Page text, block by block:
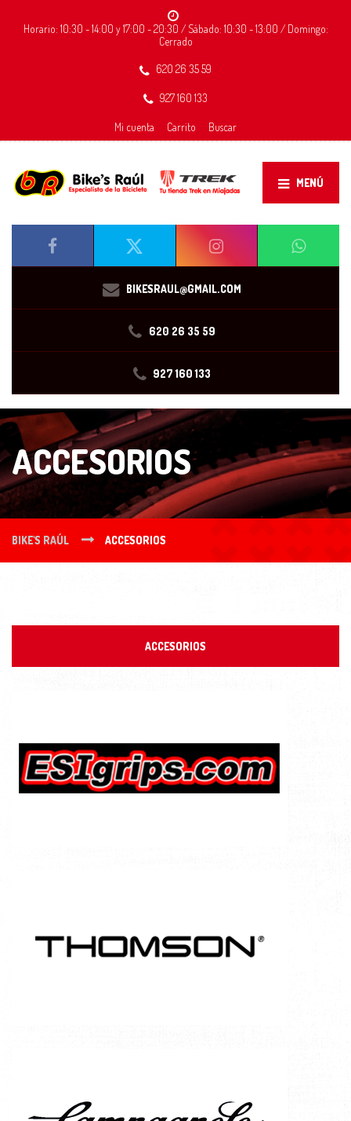
Horario: 10:30 - 14:00 y 17:00 - 20:30 / Sábado: 10:30 - 13:00 / Domingo:
Cerrado
620 26 35 59
927 160 133
Mi cuenta Carrito Buscar
MENÚ
BIKESRAUL@GMAIL.COM
620 26 35 59
927 160 133
ACCESORIOS
BIKE'S RAÚL ACCESORIOS
ACCESORIOS